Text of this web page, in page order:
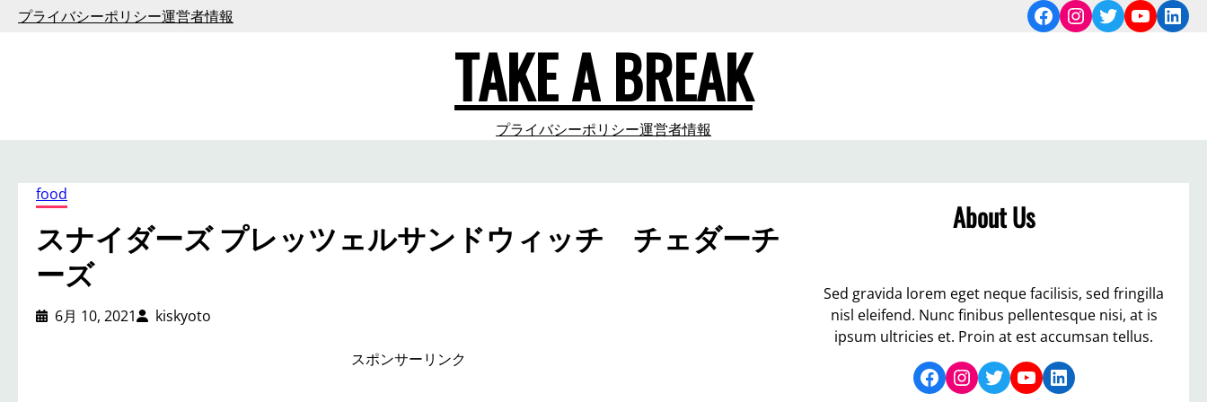
プ
プライバシーポリシー運営者情報 Facebook
Instagram
Twitter
TAKE A BREAK
プライバシーポリシー運営者情報
food
スナイダーズ プレッツェルサンドウィッチ チェダーチ
ーズ
6月 10, 2021 kiskyoto
スポンサーリンク
About Us
Sed gravida lorem eget neque facilisis, sed fringilla
nisl eleifend. Nunc finibus pellentesque nisi, at is
ipsum ultricies et. Proin at est accumsan tellus.
Facebook Instagram Twitter YouTube LinkedIn